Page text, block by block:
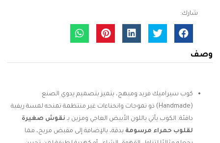
شارك:
وصف
كوب سيراميك فريد ومبهج، يتميز بتصميم يدوي الصنع
(Handmade) ذو تموجات وانحناءات غير منتظمة تمنحه لمسة ريفية
دافئة. الكوب يأتي باللون الأبيض العاجي ومزين بـ نقوش صغيرة
لقلوب حمراء مرسومة بدقة، بالإضافة إلى مقبض مريح، مما